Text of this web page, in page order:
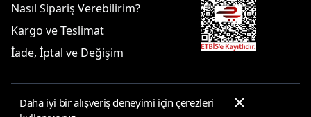
Nasıl Sipariş Verebilirim?
Kargo ve Teslimat
İade, İptal ve Değişim
Daha iyi bir alışveriş deneyimi için çerezleri